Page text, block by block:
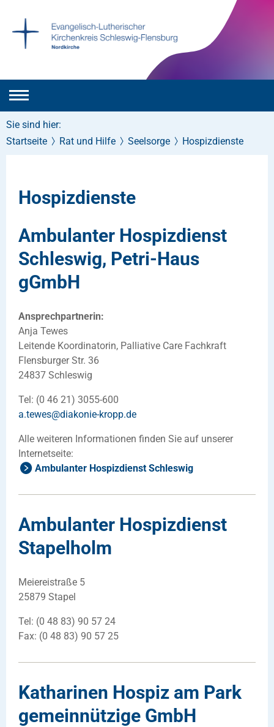
Sie sind hier:
Startseite
Rat und Hilfe Seelsorge Hospizdienste
Hospizdienste
Ambulanter Hospizdienst
Schleswig, Petri-Haus
gGmbH
Ansprechpartnerin:
Anja Tewes
Leitende Koordinatorin, Palliative Care Fachkraft
Flensburger Str. 36
24837 Schleswig
Tel: (0 46 21) 3055-600
a.tewes@diakonie-kropp.de
Alle weiteren Informationen finden Sie auf unserer
Internetseite:
Ambulanter Hospizdienst Schleswig
Ambulanter Hospizdienst
Stapelholm
Meiereistraße 5
25879 Stapel
Tel: (0 48 83) 90 57 24
Fax: (0 48 83) 90 57 25
Katharinen Hospiz am Park
gemeinnützige GmbH